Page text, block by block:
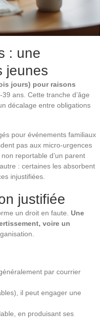
: une
jeunes
jours) pour raisons
ans. Cette tranche d’âge
décalage entre obligations
pour événements familiaux
pas aux micro-urgences
reportable d’un parent
: certaines les absorbent
injustifiées.
justifiée
un droit en faute. Une
voire un
par courrier
il peut engager une
en produisant ses